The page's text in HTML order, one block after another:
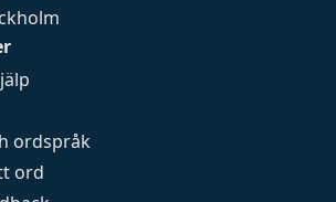
ordspråk
ord